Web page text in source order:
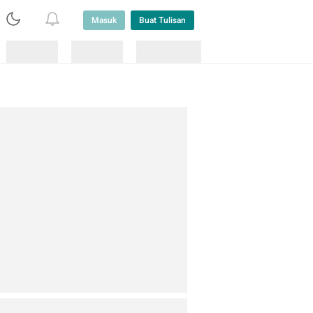
Masuk Buat Tulisan